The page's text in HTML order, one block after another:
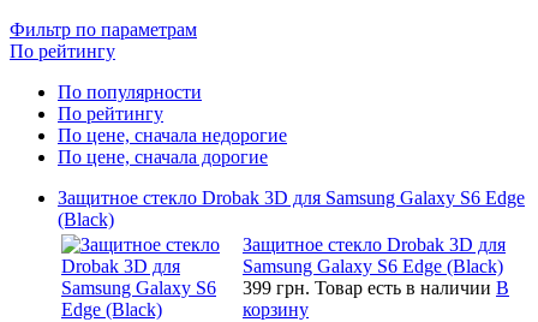
Фильтр по параметрам
По рейтингу
По популярности
По рейтингу
По цене, сначала недорогие
По цене, сначала дорогие
Защитное стекло Drobak 3D для Samsung Galaxy S6 Edge
(Black)
Защитное стекло Drobak 3D для
Samsung Galaxy S6 Edge (Black)
399 грн. Товар есть в наличии В
корзину